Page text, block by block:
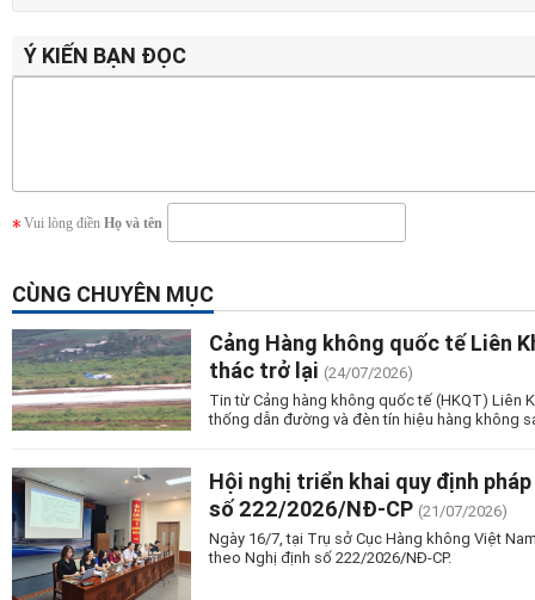
Ý KIẾN BẠN ĐỌC
Vui lòng điền Họ và tên
CÙNG CHUYÊN MỤC
Cảng Hàng không quốc tế Liên
thác trở lại (24/07/2026)
Tin từ Cảng hàng không quốc tế (HKQT) Liên
thống dẫn đường và đèn tín hiệu hàng không
Hội nghị triển khai quy định
số 222/2026/NĐ-CP (21/07/2026)
Ngày 16/7, tại Trụ sở Cục Hàng không Việt
theo Nghị định số 222/2026/NĐ-CP.